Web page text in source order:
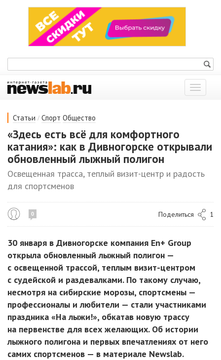
Показать
меню
Статьи / Спорт Общество
«Здесь есть всё для комфортного
катания»: как в Дивногорске открывали
обновленный лыжный полигон
Освещенная трасса, теплый визит-центр и радость
для спортсменов
0 Поделиться 1
30 января в Дивногорске компания En+ Group
открыла обновленный лыжный полигон —
с освещенной трассой, теплым визит-центром
с судейской и раздевалками. По такому случаю,
несмотря на сибирские морозы, спортсмены —
профессионалы и любители — стали участниками
праздника «На лыжи!», обкатав новую трассу
на первенстве для всех желающих. Об истории
лыжного полигона и первых впечатлениях от него
самих спортсменов — в материале Newslab.